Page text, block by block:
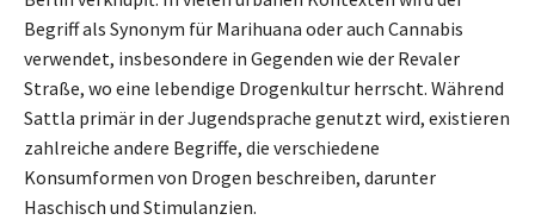
Begriff als Synonym für Marihuana oder auch Cannabis
verwendet, insbesondere in Gegenden wie der Revaler
Straße, wo eine lebendige Drogenkultur herrscht. Während
Sattla primär in der Jugendsprache genutzt wird, existieren
zahlreiche andere Begriffe, die verschiedene
Konsumformen von Drogen beschreiben, darunter
Haschisch und Stimulanzien.